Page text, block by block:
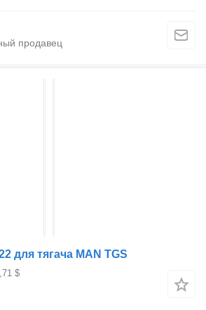
для тягача MAN TGS
$